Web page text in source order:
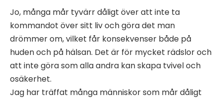
Jo, många mår tyvärr dåligt över att inte ta
kommandot över sitt liv och göra det man
drömmer om, vilket får konsekvenser både på
huden och på hälsan. Det är för mycket rädslor och
att inte göra som alla andra kan skapa tvivel och
osäkerhet.
Jag har träffat många människor som mår dåligt